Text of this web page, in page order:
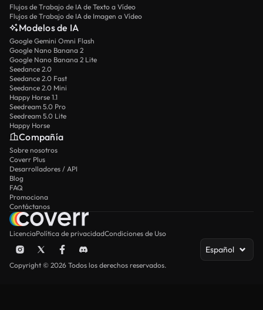
Flujos de Trabajo de IA de Texto a Vídeo
Flujos de Trabajo de IA de Imagen a Vídeo
Modelos de IA
Google Gemini Omni Flash
Google Nano Banana 2
Google Nano Banana 2 Lite
Seedance 2.0
Seedance 2.0 Fast
Seedance 2.0 Mini
Happy Horse 1.1
Seedream 5.0 Pro
Seedream 5.0 Lite
Happy Horse
Compañía
Sobre nosotros
Coverr Plus
Desarrolladores / API
Blog
FAQ
Promociona
Contáctanos
LicenciaPolítica de privacidadCondiciones de Uso
Español
Copyright © 2026 Todos los derechos reservados.